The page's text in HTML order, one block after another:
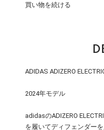
買い物を続ける
ADIDAS ADIZERO
2024年モデル
adidasのADIZERO
を履いてディフェンダー